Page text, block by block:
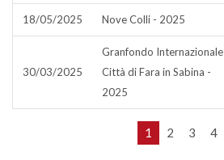
18/05/2025 Nove Colli - 2025
30/03/2025
Granfondo Internazionale
Città di Fara in Sabina -
2025
1 2 3 4